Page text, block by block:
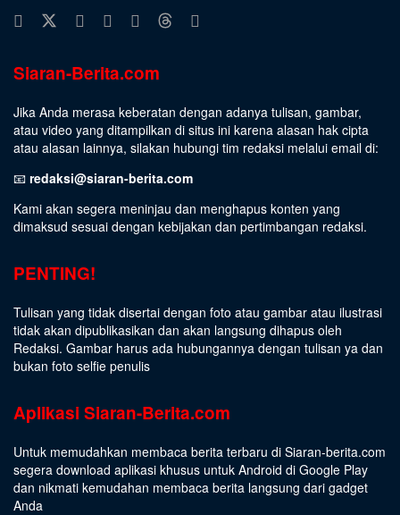
Siaran-Berita.com
Jika Anda merasa keberatan dengan adanya tulisan, gambar,
atau video yang ditampilkan di situs ini karena alasan hak cipta
atau alasan lainnya, silakan hubungi tim redaksi melalui email di:
📧 redaksi@siaran-berita.com
Kami akan segera meninjau dan menghapus konten yang
dimaksud sesuai dengan kebijakan dan pertimbangan redaksi.
PENTING!
Tulisan yang tidak disertai dengan foto atau gambar atau ilustrasi
tidak akan dipublikasikan dan akan langsung dihapus oleh
Redaksi. Gambar harus ada hubungannya dengan tulisan ya dan
bukan foto selfie penulis
Aplikasi Siaran-Berita.com
Untuk memudahkan membaca berita terbaru di Siaran-berita.com
segera download aplikasi khusus untuk Android di Google Play
dan nikmati kemudahan membaca berita langsung dari gadget
Anda